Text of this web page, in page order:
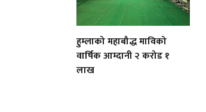
हुम्लाको महाबौद्ध माविको
वार्षिक आम्दानी २ करोड १
लाख